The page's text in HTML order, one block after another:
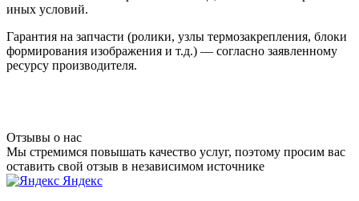
иных условий.
Гарантия на запчасти (ролики, узлы термозакрепления, блоки
формирования изображения и т.д.) — согласно заявленному
ресурсу производителя.
Отзывы о нас
Мы стремимся повышать качество услуг, поэтому просим вас
оставить свой отзыв в независимом источнике
Яндекс